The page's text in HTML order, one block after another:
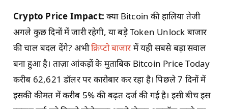
Crypto Price Impact:क्या Bitcoin की हालिया तेजी
अगले कुछ दिनों में जारी रहेगी, या बड़े Token Unlock बाजार
की चाल बदल देंगे? अभीक्रिप्टो बाजारमें यही सबसे बड़ा सवाल
बना हुआ है। ताज़ा आंकड़ों के मुताबिक Bitcoin Price Today
करीब 62,621 डॉलर पर कारोबार कर रहा है। पिछले 7 दिनों में
इसकी कीमत में करीब 5% की बढ़त दर्ज की गई है। इसी बीच इस